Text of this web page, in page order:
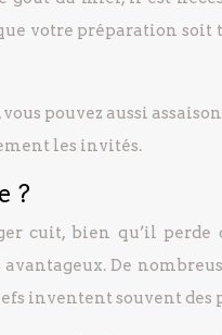
votre préparation
pouvez aussi
les invités.
?
cuit, bien qu’il perde
De
inventent souvent des